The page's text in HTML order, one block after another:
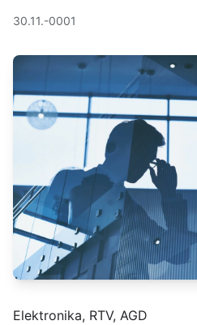
30.11.-0001
Elektronika, RTV, AGD